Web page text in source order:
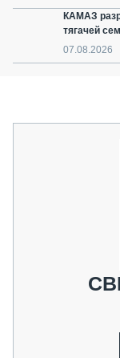
КАМАЗ
тягачей
07.08.2026